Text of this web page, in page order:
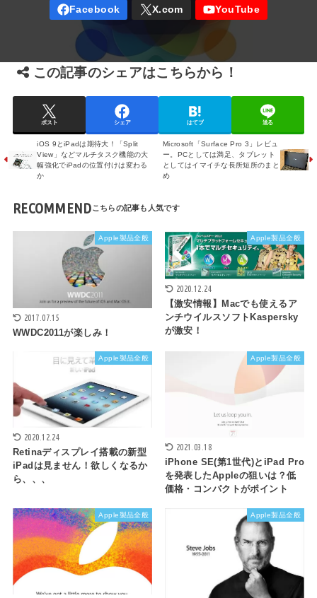
この記事のシェアはこちらから！
ポスト シェア はてブ 送る
iOS 9とiPadは期待大！「Split
View」などマルチタスク機能の大
幅強化でiPadの位置付けは変わる
か
Microsoft「Surface Pro 3」レビュ
ー。PCとしては満足、タブレット
としてはイマイチな長所短所のまと
め
RECOMMEND
Apple製品全般
2017.07.15
WWDC2011が楽しみ！
Apple製品全般
2020.12.24
【激安情報】Macでも使えるア
ンチウイルスソフトKaspersky
が激安！
Apple製品全般
2020.12.24
Retinaディスプレイ搭載の新型
iPadは見ません！欲しくなるか
ら、、、
Apple製品全般
2021.03.18
iPhone SE(第1世代)とiPad Pro
を発表したAppleの狙いは？低
価格・コンパクトがポイント
Apple製品全般 Apple製品全般